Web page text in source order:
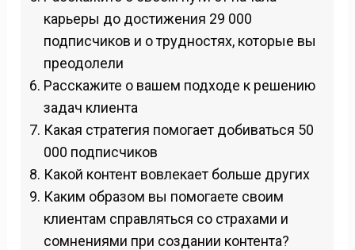
карьеры до достижения 29 000
подписчиков и о трудностях, которые вы
преодолели
Расскажите о вашем подходе к решению
задач клиента
Какая стратегия помогает добиваться 50
000 подписчиков
Какой контент вовлекает больше других
Каким образом вы помогаете своим
клиентам справляться со страхами и
сомнениями при создании контента?